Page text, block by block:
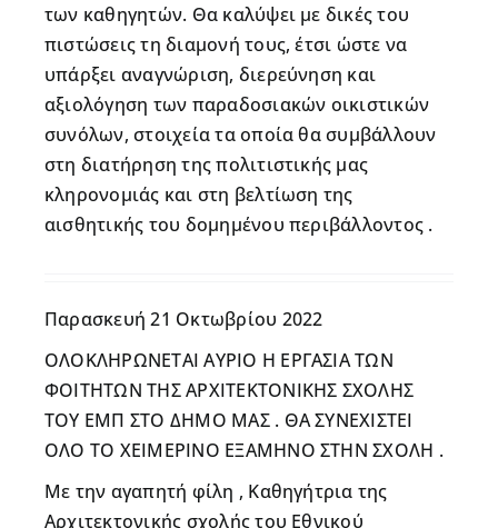
των καθηγητών. Θα καλύψει με δικές του
πιστώσεις τη διαμονή τους, έτσι ώστε να
υπάρξει αναγνώριση, διερεύνηση και
αξιολόγηση των παραδοσιακών οικιστικών
συνόλων, στοιχεία τα οποία θα συμβάλλουν
στη διατήρηση της πολιτιστικής μας
κληρονομιάς και στη βελτίωση της
αισθητικής του δομημένου περιβάλλοντος .
Παρασκευή 21 Οκτωβρίου 2022
ΟΛΟΚΛΗΡΩΝΕΤΑΙ ΑΥΡΙΟ Η ΕΡΓΑΣΙΑ ΤΩΝ
ΦΟΙΤΗΤΩΝ ΤΗΣ ΑΡΧΙΤΕΚΤΟΝΙΚΗΣ ΣΧΟΛΗΣ
ΤΟΥ ΕΜΠ ΣΤΟ ΔΗΜΟ ΜΑΣ . ΘΑ ΣΥΝΕΧΙΣΤΕΙ
ΟΛΟ ΤΟ ΧΕΙΜΕΡΙΝΟ ΕΞΑΜΗΝΟ ΣΤΗΝ ΣΧΟΛΗ .
Με την αγαπητή φίλη , Καθηγήτρια της
Αρχιτεκτονικής σχολής του Εθνικού